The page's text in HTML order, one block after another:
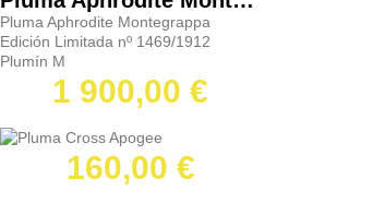
Pluma Aphrodite Montegrappa
Edición Limitada nº 1469/1912
Plumín M
1 900,00 €
160,00 €